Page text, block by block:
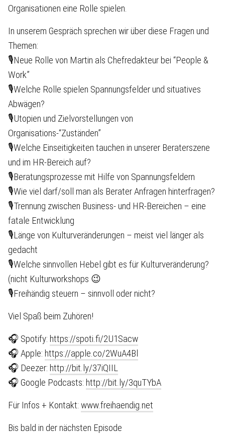
Organisationen eine Rolle spielen.
In unserem Gespräch sprechen wir über diese Fragen und
Themen:
🎙Neue Rolle von Martin als Chefredakteur bei “People &
Work”
🎙Welche Rolle spielen Spannungsfelder und situatives
Abwägen?
🎙Utopien und Zielvorstellungen von
Organisations-“Zuständen”
🎙Welche Einseitigkeiten tauchen in unserer Beraterszene
und im HR-Bereich auf?
🎙Beratungsprozesse mit Hilfe von Spannungsfeldern
🎙Wie viel darf/soll man als Berater Anfragen hinterfragen?
🎙Trennung zwischen Business- und HR-Bereichen – eine
fatale Entwicklung
🎙Länge von Kulturveränderungen – meist viel länger als
gedacht
🎙Welche sinnvollen Hebel gibt es für Kulturveränderung?
(nicht Kulturworkshops 😉
🎙Freihändig steuern – sinnvoll oder nicht?
Viel Spaß beim Zuhören!
🎧 Spotify: https://spoti.fi/2U1Sacw
🎧 Apple: https://apple.co/2WuA4Bl
🎧 Deezer: http://bit.ly/37iQIIL
🎧 Google Podcasts: http://bit.ly/3quTYbA
Für Infos + Kontakt: www.freihaendig.net
Bis bald in der nächsten Episode